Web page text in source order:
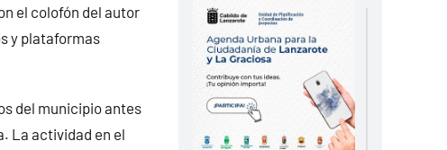
el colofón del autor
y plataformas
del municipio antes
La actividad en el